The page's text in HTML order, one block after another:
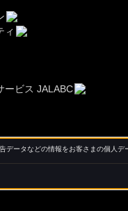
ィ
ービス JALABC
ータなどの情報をお客さまの個人デ